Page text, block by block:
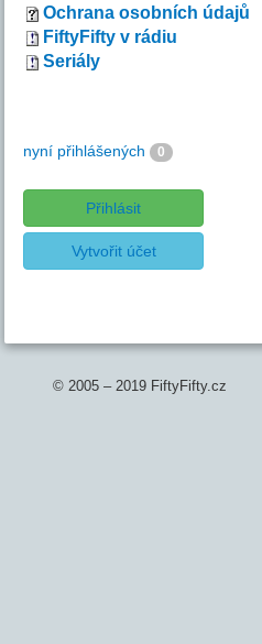
Ochrana osobních údajů
FiftyFifty v rádiu
Seriály
nyní přihlášených 0
Přihlásit
Vytvořit účet
© 2005 – 2019 FiftyFifty.cz